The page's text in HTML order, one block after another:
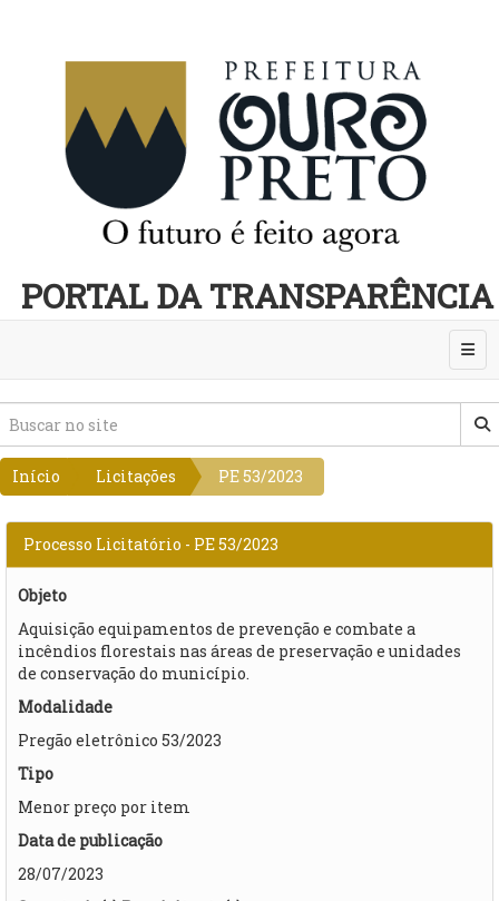
PORTAL DA TRANSPARÊNCIA
Início Licitações PE 53/2023
Processo Licitatório - PE 53/2023
Objeto
​Aquisição equipamentos de prevenção e combate a
incêndios florestais nas áreas de preservação e unidades
de conservação do município.
Modalidade
Pregão eletrônico 53/2023
Tipo
Menor preço por item
Data de publicação
28/07/2023